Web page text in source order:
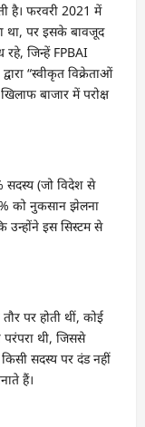
है। फरवरी 2021 में
था, पर इसके बावजूद
जिन्हें FPBAI
“स्वीकृत विक्रेताओं
बाजार में परोक्ष
सदस्य (जो विदेश से
को नुकसान झेलना
उन्होंने इस सिस्टम से
पर होती थीं, कोई
परंपरा थी, जिससे
सदस्य पर दंड नहीं
हैं।